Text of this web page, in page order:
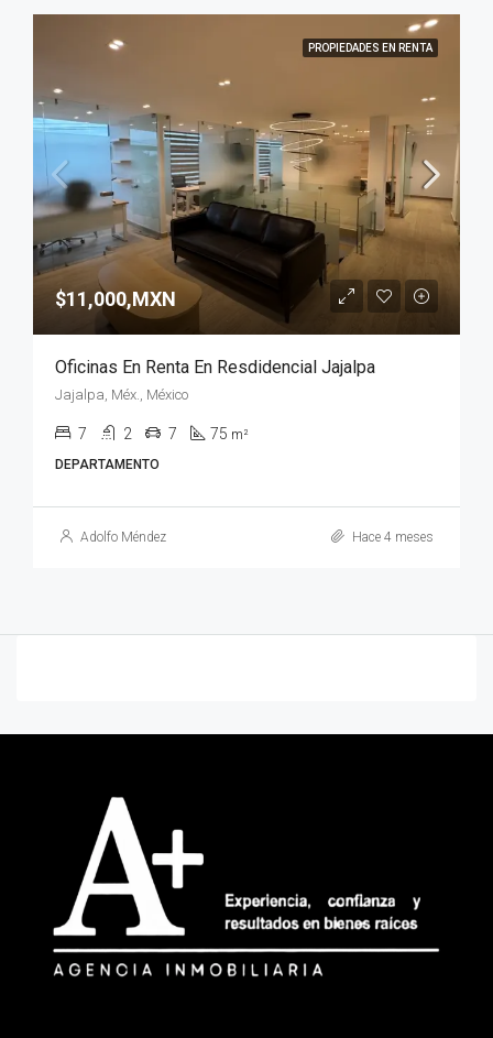
PROPIEDADES EN RENTA
$11,000,MXN
Oficinas En Renta En Resdidencial Jajalpa
Jajalpa, Méx., México
7 2 7 75 m²
DEPARTAMENTO
Adolfo Méndez Hace 4 meses